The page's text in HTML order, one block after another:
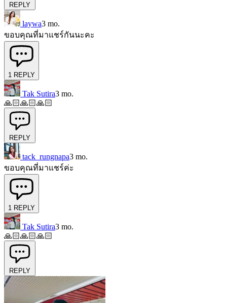
REPLY
laywa3 mo.
ขอบคุณที่มาแชร์กันนะคะ
1 REPLY
Tak Sutira3 mo.
🙏🏻🙏🏻🙏🏻
REPLY
tack_rungnapa3 mo.
ขอบคุณที่มาแชร์ค่ะ
1 REPLY
Tak Sutira3 mo.
🙏🏻🙏🏻🙏🏻
REPLY